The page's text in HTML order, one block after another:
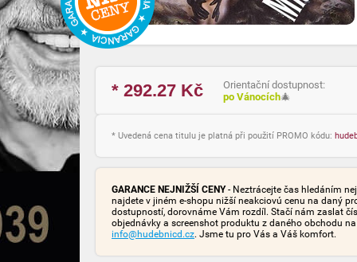
* 292.27 Kč
Orientační dostupnost:
po Vánocích🎄
* Uvedená cena titulu je platná při použití PROMO kódu:
GARANCE NEJNIŽŠÍ CENY- Neztrácejte čas hledáním
najdete v jiném e-shopu nižší neakciovú cenu na daný
dostupností, dorovnáme Vám rozdíl. Stačí nám zaslat
objednávky a screenshot produktu z daného obchodu
info@hudebnicd.cz. Jsme tu pro Vás a Váš komfort.